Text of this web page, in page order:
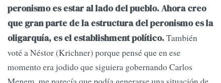
peronismo es estar al lado del pueblo. Ahora creo
que gran parte de la estructura del peronismo es la
oligarquía, es el establishment político.También
voté a Néstor (Krichner) porque pensé que en ese
momento era jodido que siguiera gobernando Carlos